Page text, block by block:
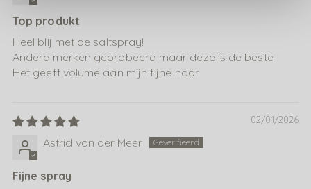
Top produkt
Heel blij met de saltspray!
Andere merken geprobeerd maar deze is de beste
Het geeft volume aan mijn fijne haar
02/01/2026
Astrid van der Meer
Fijne spray